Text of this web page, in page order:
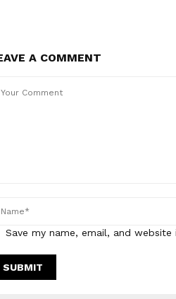
A COMMENT
Save my name, email, and